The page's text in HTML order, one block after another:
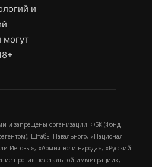
и
могут
и запрещены организации: ФБК (Фонд
Штабы Навального, «Национал-
Иеговы», «Армия воли народа», «Русский
против нелегальной иммиграции»,